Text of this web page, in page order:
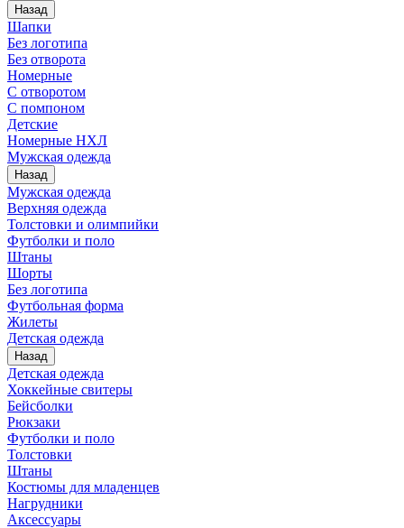
Назад
Шапки
Без логотипа
Без отворота
Номерные
С отворотом
С помпоном
Детские
Номерные НХЛ
Мужская одежда
Назад
Мужская одежда
Верхняя одежда
Толстовки и олимпийки
Футболки и поло
Штаны
Шорты
Без логотипа
Футбольная форма
Жилеты
Детская одежда
Назад
Детская одежда
Хоккейные свитеры
Бейсболки
Рюкзаки
Футболки и поло
Толстовки
Штаны
Костюмы для младенцев
Нагрудники
Аксессуары